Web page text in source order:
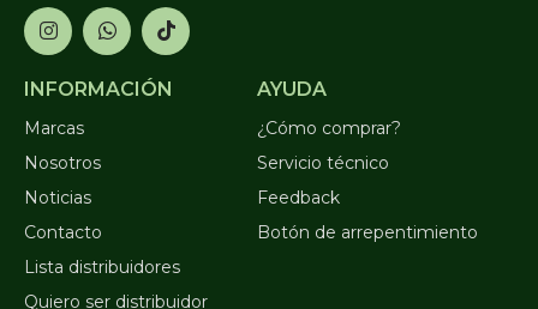
INFORMACIÓN
Marcas
Nosotros
Noticias
Contacto
Lista distribuidores
Quiero ser distribuidor
AYUDA
¿Cómo comprar?
Servicio técnico
Feedback
Botón de arrepentimiento